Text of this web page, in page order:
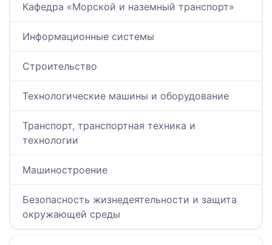
Кафедра «Морской и наземный транспорт»
Информационные системы
Строительство
Технологические машины и оборудование
Транспорт, транспортная техника и
технологии
Машиностроение
Безопасность жизнедеятельности и защита
окружающей среды